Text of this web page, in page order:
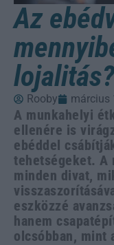
Az
lojalitás?
Rooby március
A munkahelyi
ellenére is
ebéddel
tehetségeket. A
minden divat,
eszközzé
hanem
olcsóbban, mint